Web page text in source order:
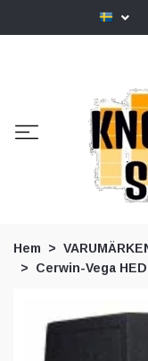
Hem
Cerwin-Vega